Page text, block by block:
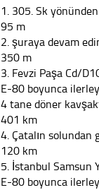
1. 305. Sk
95 m
2. şuraya devam
350 m
3. Fevzi Paşa Cd/
E-80 boyunca
4 tane döner
401 km
4. Çatalın
120 km
5. İstanbul Samsun
E-80 boyunca